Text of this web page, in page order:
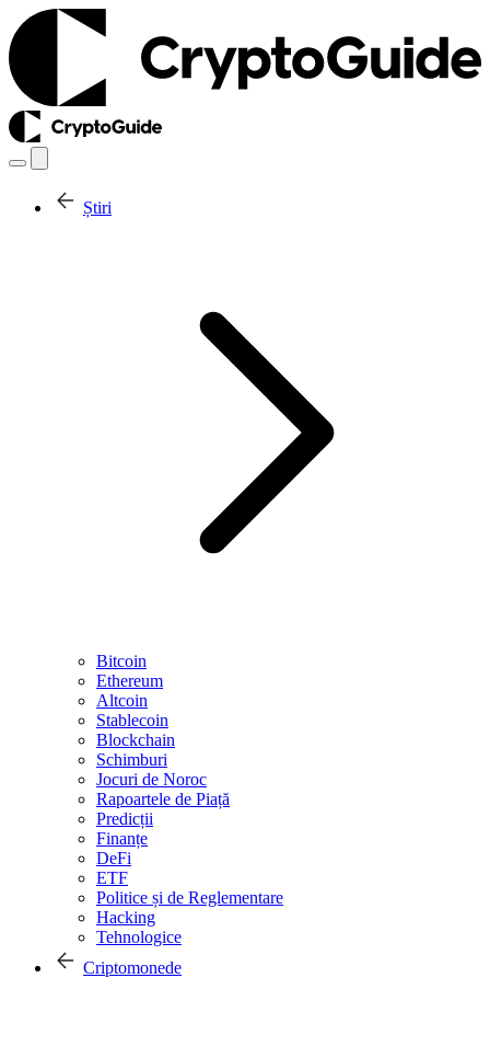
Știri
Bitcoin
Ethereum
Altcoin
Stablecoin
Blockchain
Schimburi
Jocuri de Noroc
Rapoartele de Piață
Predicții
Finanțe
DeFi
ETF
Politice și de Reglementare
Hacking
Tehnologice
Criptomonede